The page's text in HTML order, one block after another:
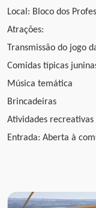
Local: Bloco dos
Atrações:
Transmissão do jogo
Comidas típicas
Música temática
Brincadeiras
Atividades recreativas
Entrada: Aberta à